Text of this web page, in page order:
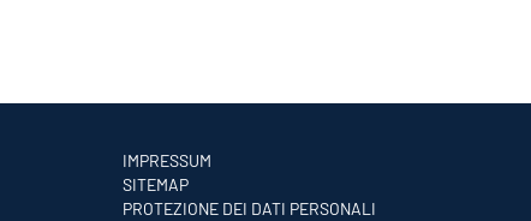
IMPRESSUM
SITEMAP
PROTEZIONE DEI DATI PERSONALI